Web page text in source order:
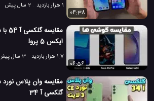
1 هزار بازدید
2 سال پیش
04:38
ایکس 5 پرو!
1.7 هزار بازدید
3 سال پیش
06:56
گلکسی آ 34